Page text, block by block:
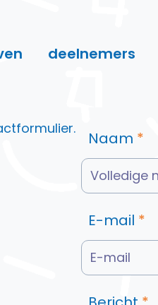
deelnemers
Naam *
E-mail *